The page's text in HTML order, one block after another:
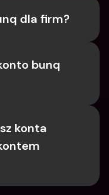
dla firm?
bunq
konta